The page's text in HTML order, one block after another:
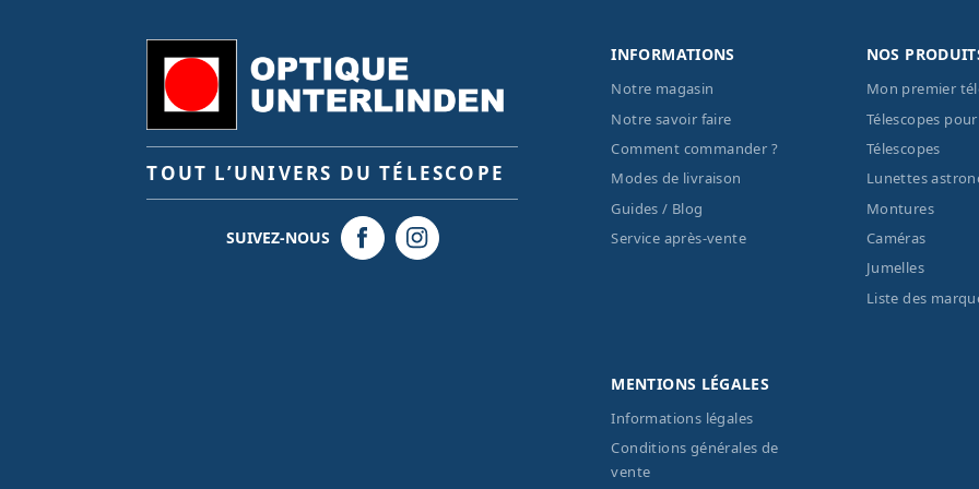
TOUT L’UNIVERS DU TÉLESCOPE
SUIVEZ-NOUS
INFORMATIONS
Notre magasin
Notre savoir faire
Comment commander ?
Modes de livraison
Guides / Blog
Service après-vente
NOS
Mon premier
Télescopes
Télescopes
Lunettes
Montures
Caméras
Jumelles
Liste des
MENTIONS LÉGALES
Informations légales
Conditions générales de
vente